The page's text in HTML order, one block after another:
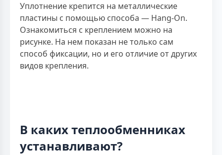
Уплотнение крепится на металлические
пластины с помощью способа — Hang-On.
Ознакомиться с креплением можно на
рисунке. На нем показан не только сам
способ фиксации, но и его отличие от других
видов крепления.
В каких теплообменниках
устанавливают?